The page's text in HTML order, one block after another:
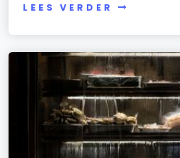
LEES VERDER